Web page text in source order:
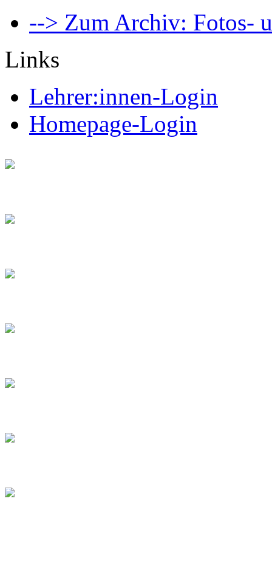
--> Zum Archiv: Fotos-
Links
Lehrer:innen-Login
Homepage-Login